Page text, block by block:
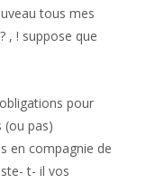
tous mes
, ! suppose que
pour
(ou pas)
en compagnie de
t- il vos